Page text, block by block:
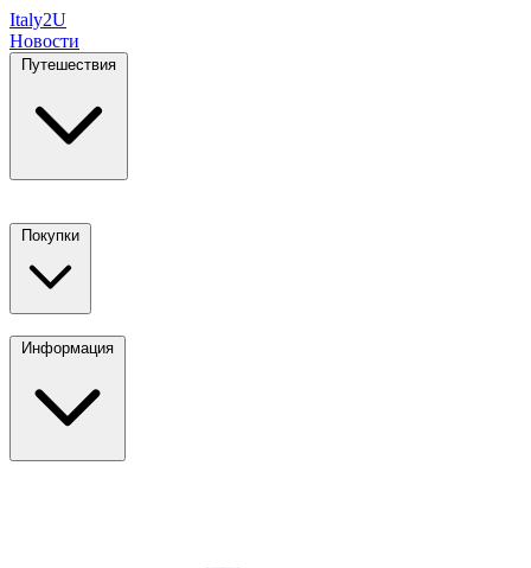
Italy2U
Новости
Путешествия
Покупки
Информация